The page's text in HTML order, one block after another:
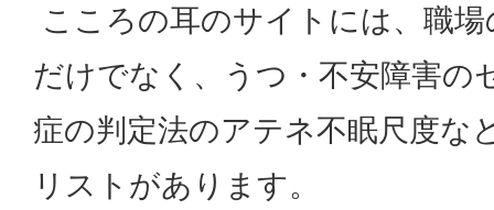
こころの耳のサイトには、職
だけでなく、うつ・不安障害の
症の判定法のアテネ不眠尺度な
リストがあります。